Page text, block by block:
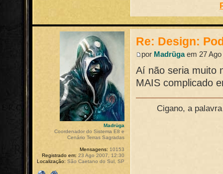
Re: Design:
por Madrügaem 27 Ago
Aí não seria muito
MAIS complicado
Cigano, a
Madrüga
Coordenador do Sistema E8 e
Cenário Terras Sagradas
Mensagens: 10153
Registrado em: 23 Ago 2007, 12:30
Localização: São Caetano do Sul, SP